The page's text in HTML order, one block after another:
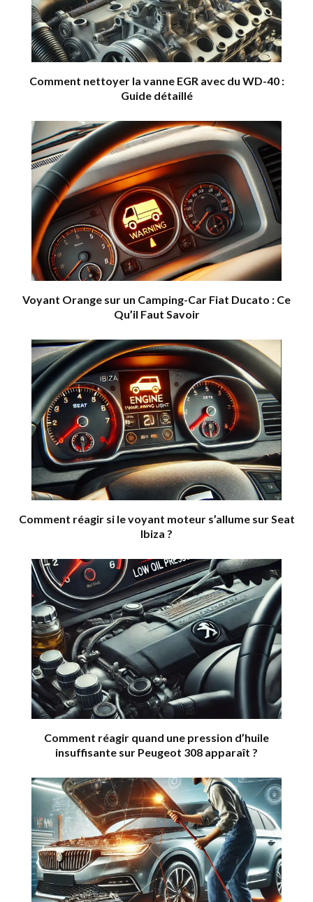
Comment nettoyer la vanne EGR avec du WD-40 :
Guide détaillé
Voyant Orange sur un Camping-Car Fiat Ducato : Ce
Qu’il Faut Savoir
Comment réagir si le voyant moteur s’allume sur Seat
Ibiza ?
Comment réagir quand une pression d’huile
insuffisante sur Peugeot 308 apparaît ?